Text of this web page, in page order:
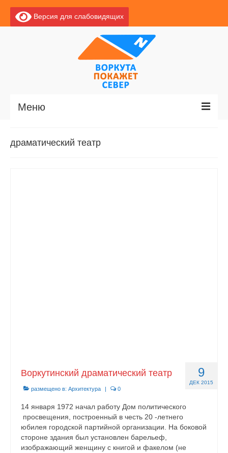
Версия для слабовидящих
Меню
драматический театр
9
ДЕК 2015
Воркутинский драматический театр
размещено в: Архитектура | 0
14 января 1972 начал работу Дом политического
просвещения, построенный в честь 20 -летнего
юбилея город­ской партийной орга­низации. На боковой
стороне здания был установлен барельеф,
изображающий женщину с книгой и факелом (не